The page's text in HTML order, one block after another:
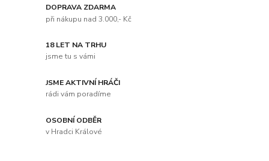
DOPRAVA ZDARMA
při nákupu nad 3.000,- Kč
18 LET NA TRHU
jsme tu s vámi
JSME AKTIVNÍ HRÁČI
rádi vám poradíme
OSOBNÍ ODBĚR
v Hradci Králové